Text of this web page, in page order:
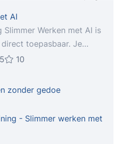
AI
Slimmer Werken met AI is
toepasbaar. Je
of technische
doe-dag waarin
we werken. Tools
assistenten die je
beter maken, mits je
10
zonder gedoe
- Slimmer werken met